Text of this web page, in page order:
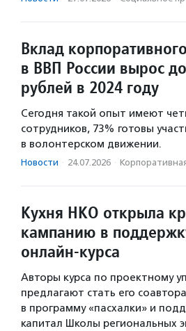
Вклад
в ВВП России вырос
рублей в 2024 году
Сегодня такой опыт имеют
сотрудников, 73% готовы
в волонтерском движении.
Новости · 24.07.2026 ·
Кухня НКО открыла
кампанию в
онлайн-курса
Авторы курса по проектному
предлагают стать его
в программу «пасхалки» и
капитал Школы региональных